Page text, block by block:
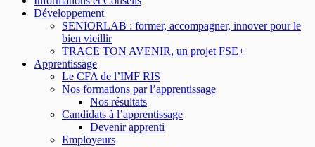
Développement
SENIORLAB : former, accompagner, innover pour le
bien vieillir
TRACE TON AVENIR, un projet FSE+
Apprentissage
Le CFA de l’IMF RIS
Nos formations par l’apprentissage
Nos résultats
Candidats à l’apprentissage
Devenir apprenti
Employeurs